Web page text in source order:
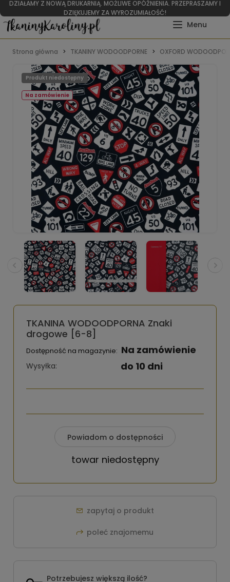
DZIAŁAMY Z NOWĄ DRUKARNIĄ. MOŻLIWE OPÓŹNIENIA. PRZEPRASZAMY I
DZIĘKUJEMY ZA WYROZUMIAŁOŚĆ!
Strona główna TKANINY WODOODPORNE OXFORD
Na zamówienie
Produkt niedostępny
TKANINA WODOODPORNA Znaki
drogowe [6-8]
Dostępność na magazynie: Na zamówienie
Wysyłka: do 10 dni
Powiadom o dostępności
towar niedostępny
zapytaj o produkt
poleć znajomemu
Potrzebujesz większą ilość?